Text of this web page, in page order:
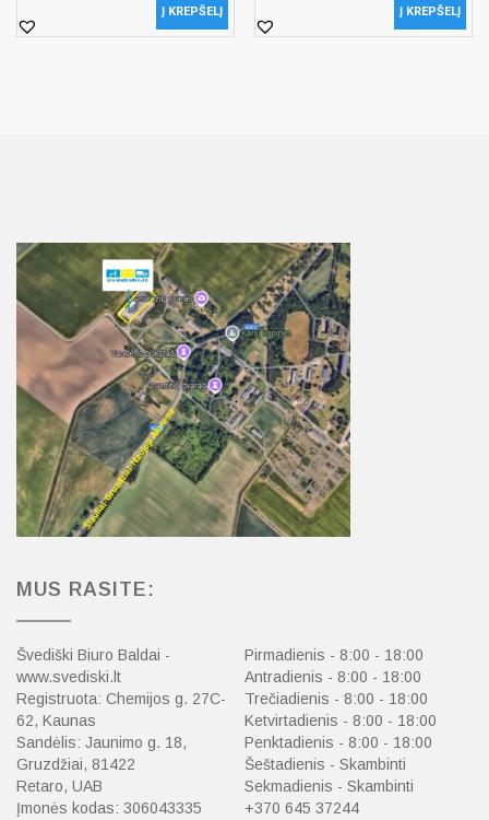
Į KREPŠELĮ Į KREPŠELĮ
MUS RASITE:
Švediški Biuro Baldai -
www.svediski.lt
Registruota: Chemijos g. 27C-
62, Kaunas
Sandėlis: Jaunimo g. 18,
Gruzdžiai, 81422
Retaro, UAB
Įmonės kodas: 306043335
Pirmadienis - 8:00 - 18:00
Antradienis - 8:00 - 18:00
Trečiadienis - 8:00 - 18:00
Ketvirtadienis - 8:00 - 18:00
Penktadienis - 8:00 - 18:00
Šeštadienis - Skambinti
Sekmadienis - Skambinti
+370 645 37244